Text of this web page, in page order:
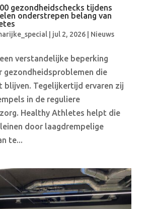
gezondheidschecks tijdens
onderstrepen belang van
| jul 2, 2026| Nieuws
verstandelijke beperking
gezondheidsproblemen die
blijven. Tegelijkertijd ervaren zij
in de reguliere
Healthy Athletes helpt die
door laagdrempelige
te...